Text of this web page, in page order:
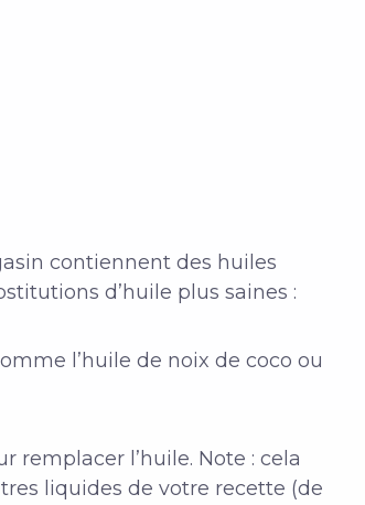
contiennent des huiles
d’huile plus saines :
l’huile de noix de coco ou
remplacer l’huile. Note : cela
liquides de votre recette (de